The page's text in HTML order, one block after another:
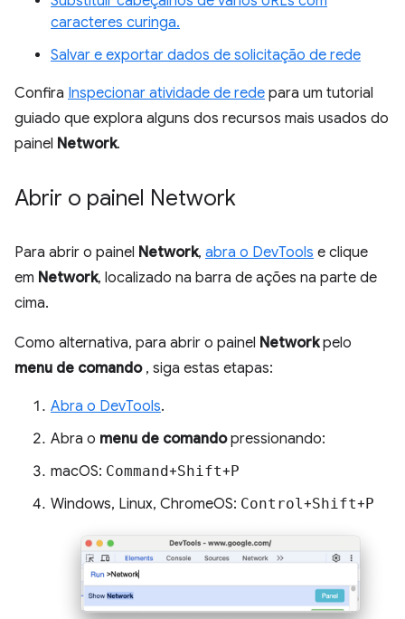
caracteres curinga.
Salvar e exportar dados de solicitação de rede
Confira Inspecionar atividade de rede para um tutorial
guiado que explora alguns dos recursos mais usados do
painel Network.
Abrir o painel Network
Para abrir o painel Network, abra o DevTools e clique
em Network, localizado na barra de ações na parte de
cima.
Como alternativa, para abrir o painel Networkpelo
menu de comando, siga estas etapas:
Abra o DevTools.
Abra o menu de comandopressionando:
macOS: Command+Shift+P
Windows, Linux, ChromeOS: Control+Shift+P